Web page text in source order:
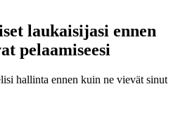
laukaisijasi ennen
pelaamiseesi
hallinta ennen kuin ne vievät sinut